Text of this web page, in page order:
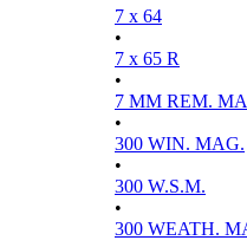
7 x 64
•
7 x 65 R
•
7 MM REM.
•
300 WIN. MAG.
•
300 W.S.M.
•
300 WEATH.